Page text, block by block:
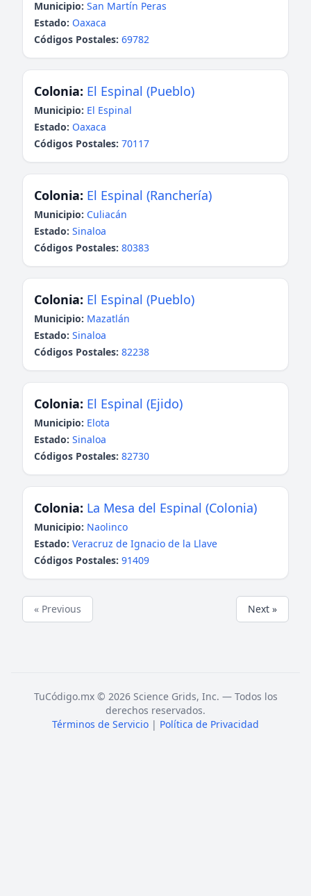
Municipio: San Martín Peras
Estado: Oaxaca
Códigos Postales: 69782
Colonia: El Espinal (Pueblo)
Municipio: El Espinal
Estado: Oaxaca
Códigos Postales: 70117
Colonia: El Espinal (Ranchería)
Municipio: Culiacán
Estado: Sinaloa
Códigos Postales: 80383
Colonia: El Espinal (Pueblo)
Municipio: Mazatlán
Estado: Sinaloa
Códigos Postales: 82238
Colonia: El Espinal (Ejido)
Municipio: Elota
Estado: Sinaloa
Códigos Postales: 82730
Colonia: La Mesa del Espinal (Colonia)
Municipio: Naolinco
Estado: Veracruz de Ignacio de la Llave
Códigos Postales: 91409
« Previous Next »
TuCódigo.mx © 2026 Science Grids, Inc. — Todos los
derechos reservados.
Términos de Servicio | Política de Privacidad